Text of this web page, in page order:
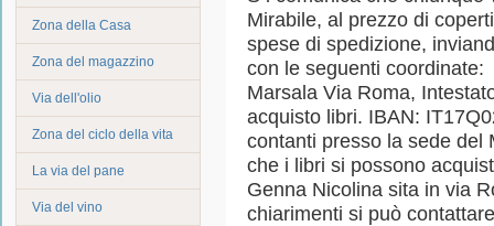
Zona della Casa
Zona del magazzino
Via dell'olio
Zona del ciclo della vita
La via del pane
Via del vino
Mirabile, al prezzo di
spese di spedizione,
con le seguenti
Marsala Via Roma,
acquisto libri. IBAN:
contanti presso la sede del
che i libri si possono
Genna Nicolina sita in via
chiarimenti si può